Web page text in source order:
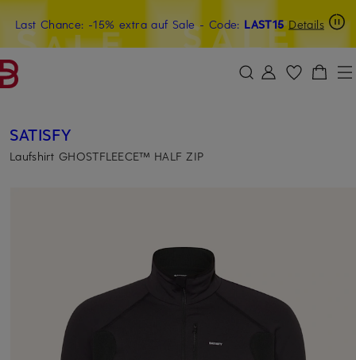
ZUM HAUPTINHALT ÜBERSPRINGEN ZUM SUCHFELD ÜBERSPRINGEN
Last Chance: -15% extra auf Sale- Code: LAST15 Details
20€-Willkommensgutschein mit Beyond sichern
SATISFY
Laufshirt GHOSTFLEECE™ HALF ZIP